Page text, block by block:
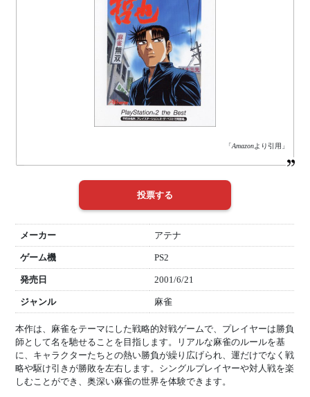
「Amazonより引用」
メーカー アテナ
ゲーム機 PS2
発売日 2001/6/21
ジャンル 麻雀
本作は、麻雀をテーマにした戦略的対戦ゲームで、プレイヤーは勝負
師として名を馳せることを目指します。リアルな麻雀のルールを基
に、キャラクターたちとの熱い勝負が繰り広げられ、運だけでなく戦
略や駆け引きが勝敗を左右します。シングルプレイヤーや対人戦を楽
しむことができ、奥深い麻雀の世界を体験できます。